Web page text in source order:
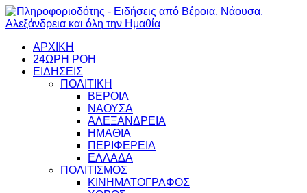
ΑΡΧΙΚΗ
24ΩΡΗ ΡΟΗ
ΕΙΔΗΣΕΙΣ
ΠΟΛΙΤΙΚΗ
ΒΕΡΟΙΑ
ΝΑΟΥΣΑ
ΑΛΕΞΑΝΔΡΕΙΑ
ΗΜΑΘΙΑ
ΠΕΡΙΦΕΡΕΙΑ
ΕΛΛΑΔΑ
ΠΟΛΙΤΙΣΜΟΣ
ΚΙΝΗΜΑΤΟΓΡΑΦΟΣ